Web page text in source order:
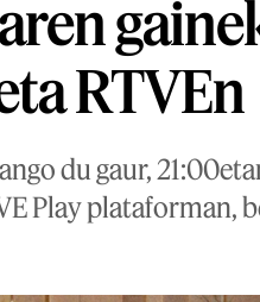
RTVEn
du gaur,
Play plataforman,